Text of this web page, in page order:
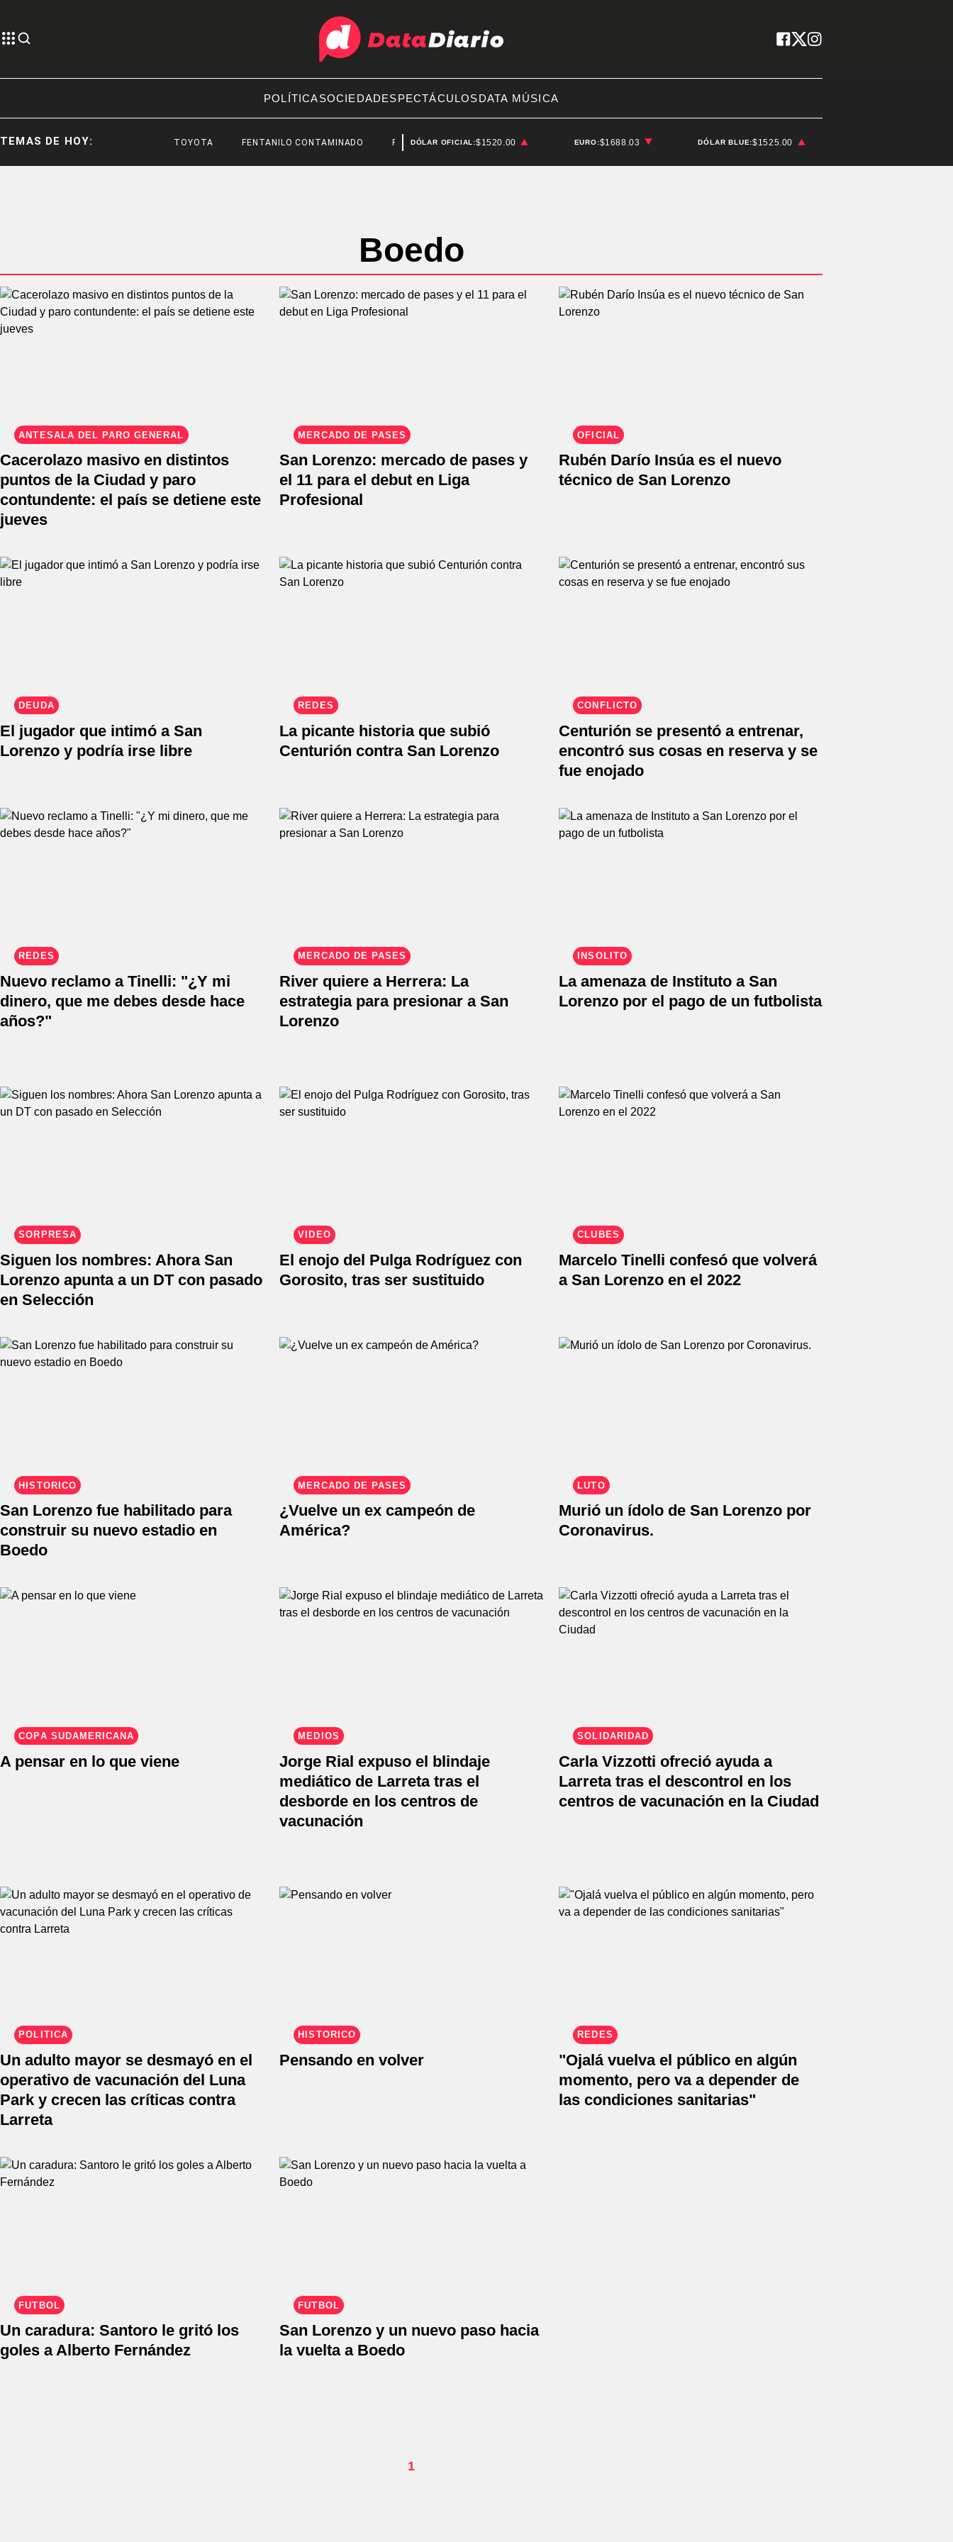
POLÍTICASOCIEDADESPECTÁCULOSDATA MÚSICA
TEMAS DE HOY: TOYOTA FENTANILO CONTAMINADO FEDERICO STURZENEGGER
DÓLAR OFICIAL:$1520.00 EURO:$1688.03 DÓLAR BLUE:$1525.00
Boedo
ANTESALA DEL PARO GENERAL
Cacerolazo masivo en distintos
puntos de la Ciudad y paro
contundente: el país se detiene este
jueves
MERCADO DE PASES
San Lorenzo: mercado de pases y
el 11 para el debut en Liga
Profesional
OFICIAL
Rubén Darío Insúa es el nuevo
técnico de San Lorenzo
DEUDA
El jugador que intimó a San
Lorenzo y podría irse libre
REDES
La picante historia que subió
Centurión contra San Lorenzo
CONFLICTO
Centurión se presentó a entrenar,
encontró sus cosas en reserva y se
fue enojado
REDES
Nuevo reclamo a Tinelli: "¿Y mi
dinero, que me debes desde hace
años?"
MERCADO DE PASES
River quiere a Herrera: La
estrategia para presionar a San
Lorenzo
INSÓLITO
La amenaza de Instituto a San
Lorenzo por el pago de un futbolista
SORPRESA
Siguen los nombres: Ahora San
Lorenzo apunta a un DT con pasado
en Selección
VIDEO
El enojo del Pulga Rodríguez con
Gorosito, tras ser sustituido
CLUBES
Marcelo Tinelli confesó que volverá
a San Lorenzo en el 2022
HISTÓRICO
San Lorenzo fue habilitado para
construir su nuevo estadio en
Boedo
MERCADO DE PASES
¿Vuelve un ex campeón de
América?
LUTO
Murió un ídolo de San Lorenzo por
Coronavirus.
COPA SUDAMERICANA
A pensar en lo que viene
MEDIOS
Jorge Rial expuso el blindaje
mediático de Larreta tras el
desborde en los centros de
vacunación
SOLIDARIDAD
Carla Vizzotti ofreció ayuda a
Larreta tras el descontrol en los
centros de vacunación en la Ciudad
POLÍTICA
Un adulto mayor se desmayó en el
operativo de vacunación del Luna
Park y crecen las críticas contra
Larreta
HISTÓRICO
Pensando en volver
REDES
"Ojalá vuelva el público en algún
momento, pero va a depender de
las condiciones sanitarias"
FÚTBOL
Un caradura: Santoro le gritó los
goles a Alberto Fernández
FÚTBOL
San Lorenzo y un nuevo paso hacia
la vuelta a Boedo
1